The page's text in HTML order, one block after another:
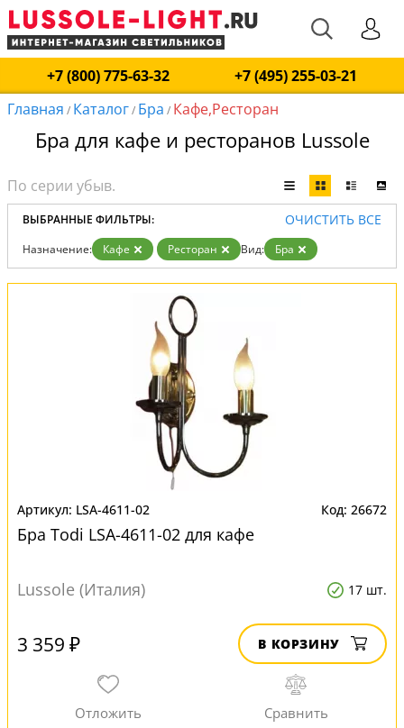
+7 (800) 775-63-32
+7 (495) 255-03-21
Главная / Каталог/ Бра / Кафе,Ресторан
Бра для кафе и ресторанов Lussole
ВЫБРАННЫЕ ФИЛЬТРЫ: ОЧИСТИТЬ ВСЕ
Назначение: Кафе Ресторан Вид: Бра
LSA-4611-02 26672
Бра Todi LSA-4611-02 для кафе
Lussole (Италия) 17 шт.
3 359 ₽ В КОРЗИНУ